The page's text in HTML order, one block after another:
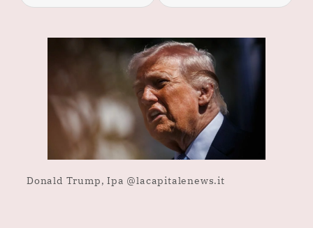
Donald Trump, Ipa @lacapitalenews.it